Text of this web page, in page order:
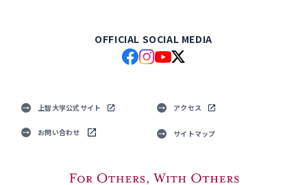
OFFICIAL SOCIAL MEDIA
上智大学公式サイト アクセス
お問い合わせ サイトマップ